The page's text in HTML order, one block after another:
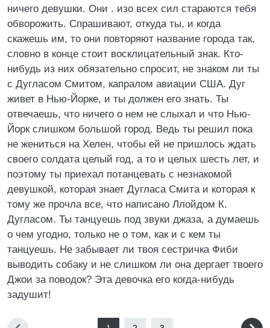
ничего девушки. Они . изо всех сил стараются тебя
обворожить. Спрашивают, откуда ты, и когда
скажешь им, то они повторяют название города так,
словно в конце стоит восклицательный знак. Кто-
нибудь из них обязательно спросит, не знаком ли ты
с Дугласом Смитом, капралом авиации США. Дуг
живет в Нью-Йорке, и ты должен его знать. Ты
отвечаешь, что ничего о нем не слыхал и что Нью-
Йорк слишком большой город. Ведь ты решил пока
не жениться на Хелен, чтобы ей не пришлось ждать
своего солдата целый год, а то и целых шесть лет, и
поэтому ты приехал потанцевать с незнакомой
девушкой, которая знает Дугласа Смита и которая к
тому же прочла все, что написано Ллойдом К.
Дугласом. Ты танцуешь под звуки джаза, а думаешь
о чем угодно, только не о том, как и с кем ты
танцуешь. Не забывает ли твоя сестричка Фиби
выводить собаку и не слишком ли она дергает твоего
Джои за поводок? Эта девочка его когда-нибудь
задушит!